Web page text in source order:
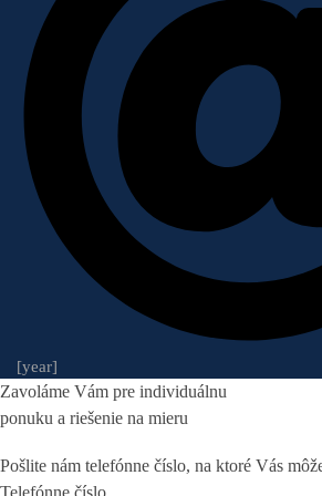
[year]
Zavoláme Vám pre individuálnu
ponuku a riešenie na mieru
Pošlite nám telefónne číslo, na ktoré Vás